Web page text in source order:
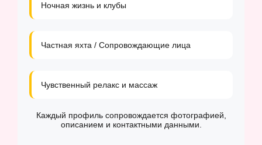
Ночная жизнь и клубы
Частная яхта / Сопровождающие лица
Чувственный релакс и массаж
Каждый профиль сопровождается фотографией,
описанием и контактными данными.